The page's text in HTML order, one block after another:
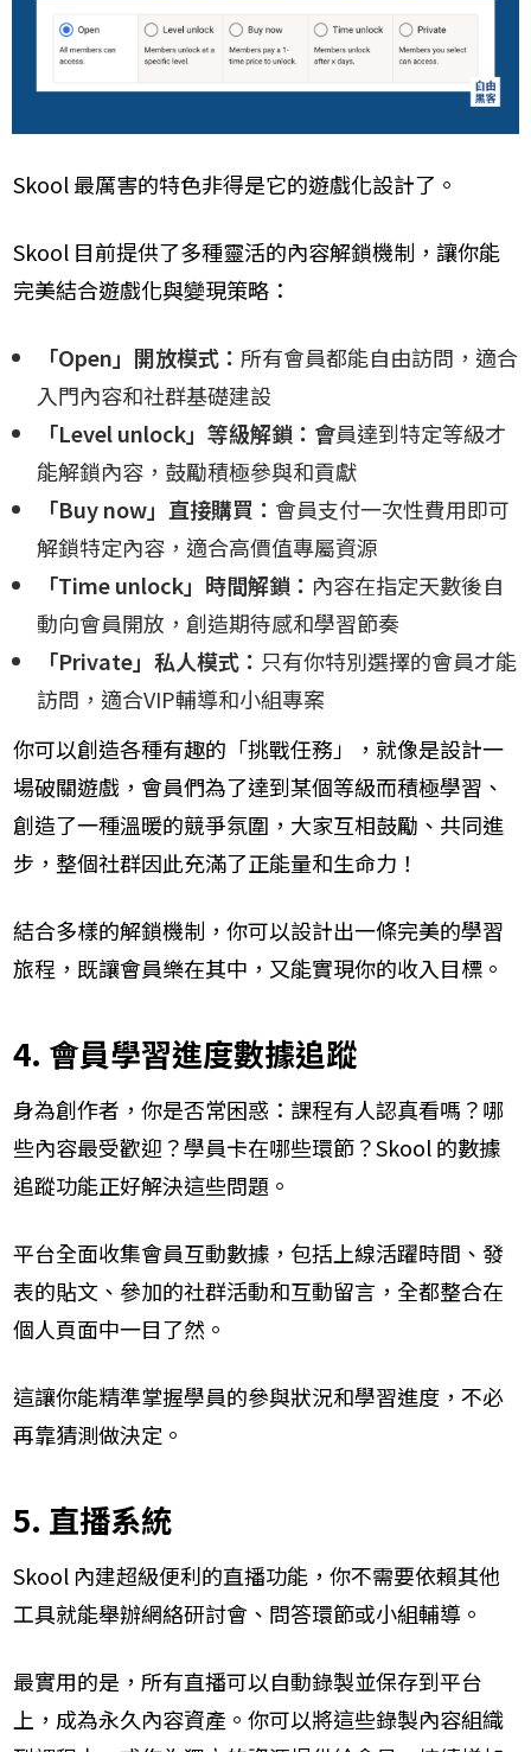
Skool 最厲害的特色非得是它的遊戲化設計了。
Skool 目前提供了多種靈活的內容解鎖機制，讓你能
完美結合遊戲化與變現策略：
「Open」開放模式： 所有會員都能自由訪問，適合
入門內容和社群基礎建設
「Level unlock」等級解鎖：會員達到特定等級才
能解鎖內容，鼓勵積極參與和貢獻
「Buy now」直接購買： 會員支付一次性費用即可
解鎖特定內容，適合高價值專屬資源
「Time unlock」時間解鎖： 內容在指定天數後自
動向會員開放，創造期待感和學習節奏
「Private」私人模式： 只有你特別選擇的會員才能
訪問，適合VIP輔導和小組專案
你可以創造各種有趣的「挑戰任務」，就像是設計一
場破關遊戲，會員們為了達到某個等級而積極學習、
創造了一種溫暖的競爭氛圍，大家互相鼓勵、共同進
步，整個社群因此充滿了正能量和生命力！
結合多樣的解鎖機制，你可以設計出一條完美的學習
旅程，既讓會員樂在其中，又能實現你的收入目標。
4. 會員學習進度數據追蹤
身為創作者，你是否常困惑：課程有人認真看嗎？哪
些內容最受歡迎？學員卡在哪些環節？Skool 的數據
追蹤功能正好解決這些問題。
平台全面收集會員互動數據，包括上線活躍時間、發
表的貼文、參加的社群活動和互動留言，全都整合在
個人頁面中一目了然。
這讓你能精準掌握學員的參與狀況和學習進度，不必
再靠猜測做決定。
5. 直播系統
Skool 內建超級便利的直播功能，你不需要依賴其他
工具就能舉辦網絡研討會、問答環節或小組輔導。
最實用的是，所有直播可以自動錄製並保存到平台
上，成為永久內容資產。你可以將這些錄製內容組織